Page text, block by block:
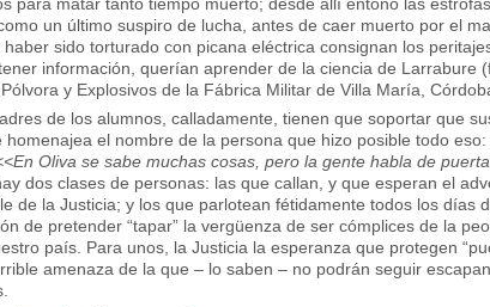
un último suspiro de lucha, antes de caer muerto por el
haber sido torturado con picana eléctrica consignan los
información, querían aprender de la ciencia de Larrabure
y Explosivos de la Fábrica Militar de Villa María,
de los alumnos, calladamente, tienen que soportar que
homenajea el nombre de la persona que hizo posible todo
Oliva se sabe muchas cosas, pero la gente habla de
dos clases de personas: las que callan, y que esperan el
de la Justicia; y los que parlotean fétidamente todos los días
de pretender “tapar” la vergüenza de ser cómplices de la
país. Para unos, la Justicia la esperanza que protegen
amenaza de la que – lo saben – no podrán seguir